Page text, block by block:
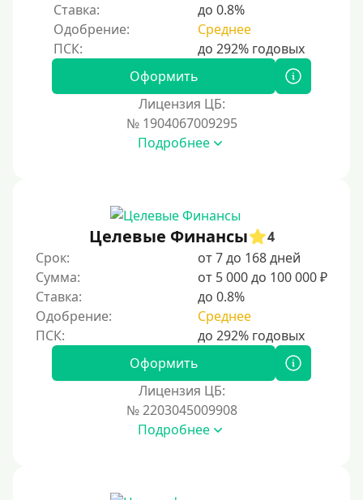
Через Юнистрим (Unistream)
На Вебмани
Виза (Visa)
Моментум (Momentum)
Через систему Контакт (Contact)
Золотая Корона
Через систему быстрых платежей СБП
Способы получения
Без активации сервиса
Ставка:
до 0.8%
Одобрение:
Среднее
Оформить
Лицензия ЦБ:
№ 1904067009295
Подробнее
Целевые Финансы
4
Срок:
от 7 до 168 дней
Сумма:
от 5 000 до 100 000 ₽
Ставка:
до 0.8%
Одобрение:
Среднее
Оформить
Лицензия ЦБ:
№ 2203045009908
Подробнее